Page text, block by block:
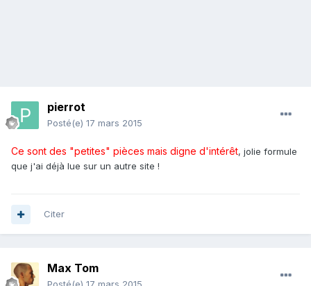
pierrot
Posté(e) 17 mars 2015
Ce sont des "petites" pièces mais digne d'intérêt, jolie formule
que j'ai déjà lue sur un autre site !
Citer
Max Tom